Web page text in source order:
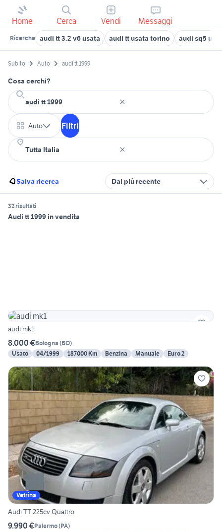
Home Cerca Vendi Messaggi
Ricerche audi tt 3.2 v6 usata audi tt usata torino audi sq5
Subito Auto audi tt 1999
Cosa cerchi?
Auto Filtri
Salva ricerca Dal più recente
32 risultati
Audi tt 1999 in vendita
audi mk1
8.000 €Bologna (BO)
Usato
04/1999 187000 Km Benzina Manuale Euro 2
Vetrina
Audi TT 225cv Quattro
9.990 €Palermo(PA)